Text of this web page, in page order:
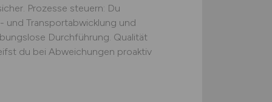
Prozesse steuern: Du
und Transportabwicklung und
Durchführung. Qualität
du bei Abweichungen proaktiv